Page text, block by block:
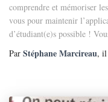
comprendre et mémoriser
vous pour maintenir
d’étudiant(e)s possible !
Par Stéphane Marcireau, il